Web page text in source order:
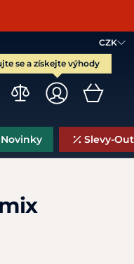
CZK
se a získejte výhody
Novinky Slevy-